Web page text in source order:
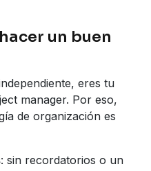
un buen
eres tu
manager. Por eso,
de organización es
: sin recordatorios o un